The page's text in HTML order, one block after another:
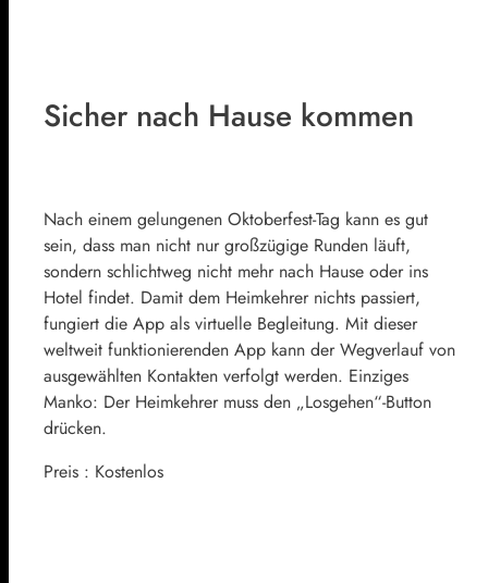
Sicher nach Hause kommen
Nach einem gelungenen Oktoberfest-Tag kann es gut
sein, dass man nicht nur großzügige Runden läuft,
sondern schlichtweg nicht mehr nach Hause oder ins
Hotel findet. Damit dem Heimkehrer nichts passiert,
fungiert die App als virtuelle Begleitung. Mit dieser
weltweit funktionierenden App kann der Wegverlauf von
ausgewählten Kontakten verfolgt werden. Einziges
Manko: Der Heimkehrer muss den „Losgehen“-Button
drücken.
Preis : Kostenlos